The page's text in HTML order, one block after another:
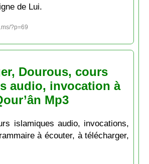
de Lui.
?p=69
Dourous, cours
audio, invocation à
Mp3
islamiques audio, invocations,
à écouter, à télécharger,